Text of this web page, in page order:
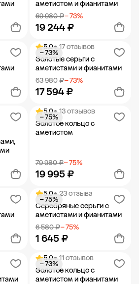
аметистом и фианитами
69 980 ₽− 73%
19 244 ₽
Добавить в корзину
5.0• 17 отзывов
Золотые серьги с
аметистами и фианитами
63 980 ₽− 73%
17 594 ₽
− 73%
Добавить в корзину
5.0• 13 отзывов
Золотое кольцо с
аметистом
79 980 ₽− 75%
19 995 ₽
− 75%
Добавить в корзину
5.0• 23 отзыва
Серебряные серьги с
аметистами и фианитами
6 580 ₽− 75%
1 645 ₽
− 75%
Добавить в корзину
5.0• 11 отзывов
Золотое кольцо с
аметистом и фианитами
− 73%